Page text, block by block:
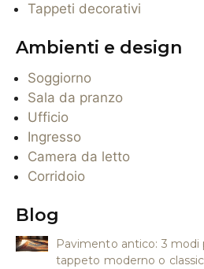
Tappeti decorativi
Ambienti e design
Soggiorno
Sala da pranzo
Ufficio
Ingresso
Camera da letto
Corridoio
Blog
Pavimento antico: 3 modi
tappeto moderno o